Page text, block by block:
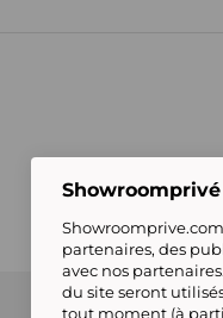
partenaires, des
avec nos
du site seront
tout moment (à